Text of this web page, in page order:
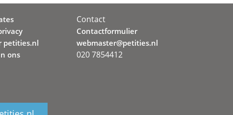
petities.nl
ons
Contact
Contactformulier
webmaster@petities.nl
020 7854412